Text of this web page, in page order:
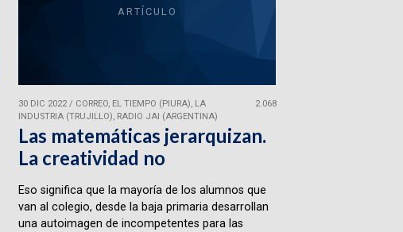
ARTÍCULO
30 DIC 2022/ CORREO, EL TIEMPO (PIURA), LA
INDUSTRIA (TRUJILLO), RADIO JAI (ARGENTINA)
2.068
Las matemáticas jerarquizan.
La creatividad no
Eso significa que la mayoría de los alumnos que
van al colegio, desde la baja primaria desarrollan
una autoimagen de incompetentes para las